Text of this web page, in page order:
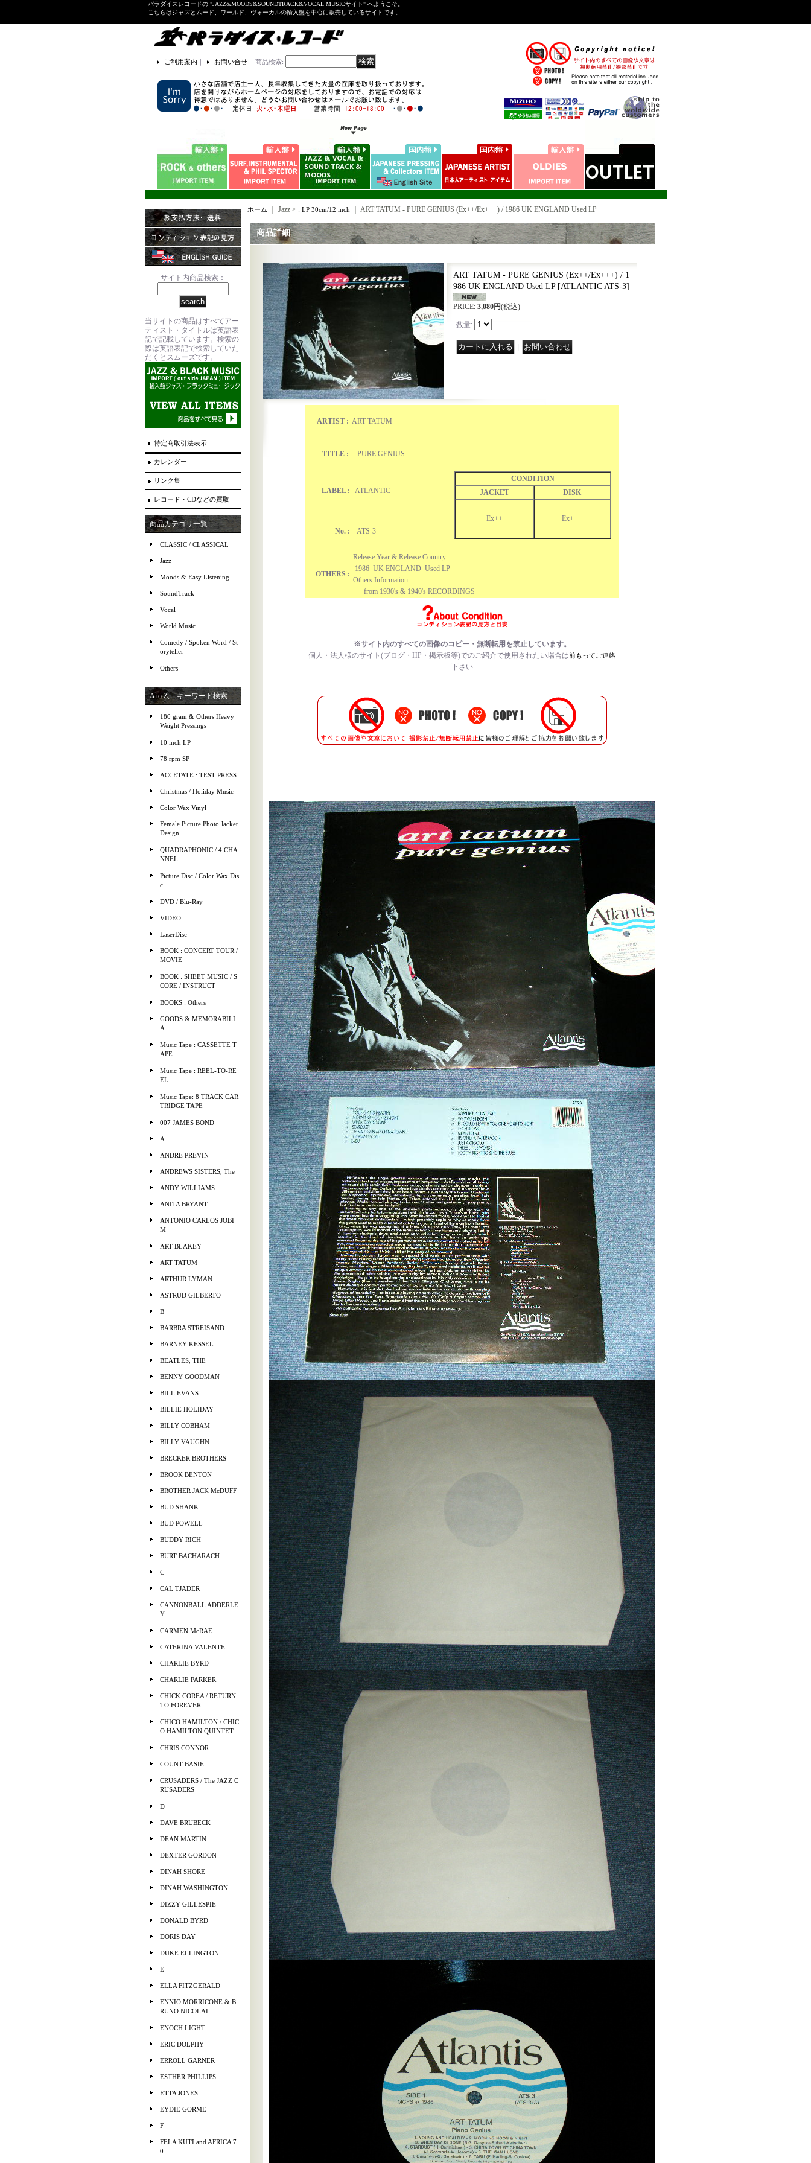
パラダイスレコードの "JAZZ&MOODS&SOUNDTRACK&VOCAL MUSICサイト" へようこそ。
こちらはジャズとムード、ワールド、ヴォーカルの輸入盤を中心に販売しているサイトです。
ご利用案内 ｜ お問い合せ 商品検索:
サイト内商品検索：
当サイトの商品はすべてアー
ティスト・タイトルは英語表
記で記載しています。検索の
際は英語表記で検索していた
だくとスムーズです。
特定商取引法表示
カレンダー
リンク集
レコード・CDなどの買取
商品カテゴリ一覧
CLASSIC / CLASSICAL
Jazz
Moods & Easy Listening
SoundTrack
Vocal
World Music
Comedy / Spoken Word / St
oryteller
Others
A to Z, キーワード検索
180 gram & Others Heavy
Weight Pressings
10 inch LP
78 rpm SP
ACCETATE : TEST PRESS
Christmas / Holiday Music
Color Wax Vinyl
Female Picture Photo Jacket
Design
QUADRAPHONIC / 4 CHA
NNEL
Picture Disc / Color Wax Dis
c
DVD / Blu-Ray
VIDEO
LaserDisc
BOOK : CONCERT TOUR /
MOVIE
BOOK : SHEET MUSIC / S
CORE / INSTRUCT
BOOKS : Others
GOODS & MEMORABILI
A
Music Tape : CASSETTE T
APE
Music Tape : REEL-TO-RE
EL
Music Tape: 8 TRACK CAR
TRIDGE TAPE
007 JAMES BOND
A
ANDRE PREVIN
ANDREWS SISTERS, The
ANDY WILLIAMS
ANITA BRYANT
ANTONIO CARLOS JOBI
M
ART BLAKEY
ART TATUM
ARTHUR LYMAN
ASTRUD GILBERTO
B
BARBRA STREISAND
BARNEY KESSEL
BEATLES, THE
BENNY GOODMAN
BILL EVANS
BILLIE HOLIDAY
BILLY COBHAM
BILLY VAUGHN
BRECKER BROTHERS
BROOK BENTON
BROTHER JACK McDUFF
BUD SHANK
BUD POWELL
BUDDY RICH
BURT BACHARACH
C
CAL TJADER
CANNONBALL ADDERLE
Y
CARMEN McRAE
CATERINA VALENTE
CHARLIE BYRD
CHARLIE PARKER
CHICK COREA / RETURN
TO FOREVER
CHICO HAMILTON / CHIC
O HAMILTON QUINTET
CHRIS CONNOR
COUNT BASIE
CRUSADERS / The JAZZ C
RUSADERS
D
DAVE BRUBECK
DEAN MARTIN
DEXTER GORDON
DINAH SHORE
DINAH WASHINGTON
DIZZY GILLESPIE
DONALD BYRD
DORIS DAY
DUKE ELLINGTON
E
ELLA FITZGERALD
ENNIO MORRICONE & B
RUNO NICOLAI
ENOCH LIGHT
ERIC DOLPHY
ERROLL GARNER
ESTHER PHILLIPS
ETTA JONES
EYDIE GORME
F
FELA KUTI and AFRICA 7
0
ホーム ｜ Jazz > : LP 30cm/12 inch｜ ART TATUM - PURE GENIUS (Ex++/Ex+++) / 1986 UK ENGLAND Used LP
商品詳細
ART TATUM - PURE GENIUS (Ex++/Ex+++) / 1
986 UK ENGLAND Used LP [ATLANTIC ATS-3]
PRICE: 3,080円(税込)
数量:
ARTIST : ART TATUM
TITLE : PURE GENIUS
LABEL : ATLANTIC
CONDITION
JACKET
DISK
Ex++
Ex+++
No. :
ATS-3
OTHERS :
Release Year & Release Country
1986 UK ENGLAND Used LP
Others Information
from 1930's & 1940's RECORDINGS
※サイト内のすべての画像のコピー・無断転用を禁止しています。
個人・法人様のサイト(ブログ・HP・掲示板等)でのご紹介で使用されたい場合は前もってご連絡
下さい